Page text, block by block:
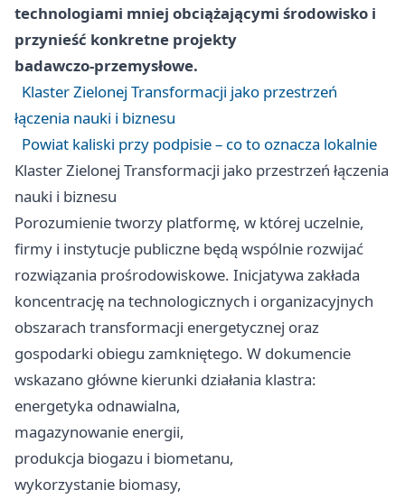
technologiami mniej obciążającymi środowisko i
przynieść konkretne projekty
badawczo‑przemysłowe.
Klaster Zielonej Transformacji jako przestrzeń
łączenia nauki i biznesu
Powiat kaliski przy podpisie – co to oznacza lokalnie
Klaster Zielonej Transformacji jako przestrzeń łączenia
nauki i biznesu
Porozumienie tworzy platformę, w której uczelnie,
firmy i instytucje publiczne będą wspólnie rozwijać
rozwiązania prośrodowiskowe. Inicjatywa zakłada
koncentrację na technologicznych i organizacyjnych
obszarach transformacji energetycznej oraz
gospodarki obiegu zamkniętego. W dokumencie
wskazano główne kierunki działania klastra:
energetyka odnawialna,
magazynowanie energii,
produkcja biogazu i biometanu,
wykorzystanie biomasy,